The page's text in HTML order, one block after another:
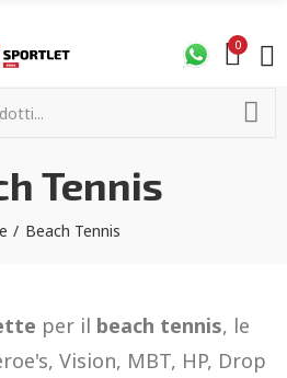
0
Tennis
Beach Tennis
per il beach tennis, le
Vision, MBT, HP, Drop